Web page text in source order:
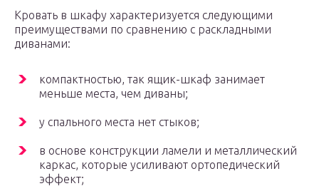
Кровать в шкафу характеризуется следующими
преимуществами по сравнению с раскладными
диванами:
компактностью, так ящик-шкаф занимает
меньше места, чем диваны;
у спального места нет стыков;
в основе конструкции ламели и металлический
каркас, которые усиливают ортопедический
эффект;